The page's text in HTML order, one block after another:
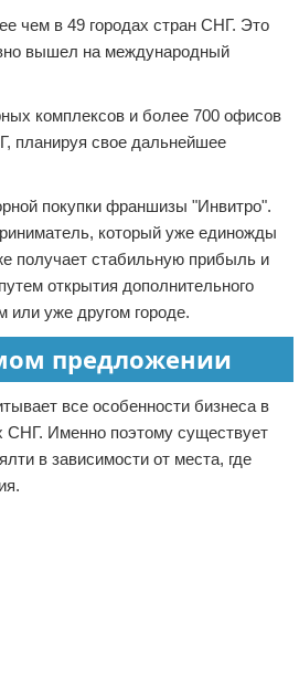
чем в 49 городах стран СНГ. Это
вышел на международный
комплексов и более 700 офисов
планируя свое дальнейшее
покупки франшизы "Инвитро".
который уже единожды
получает стабильную прибыль и
открытия дополнительного
или уже другом городе.
предложении
все особенности бизнеса в
СНГ. Именно поэтому существует
в зависимости от места, где